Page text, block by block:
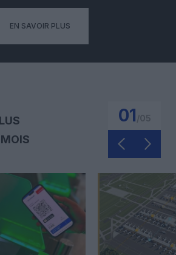
EN SAVOIR PLUS
01